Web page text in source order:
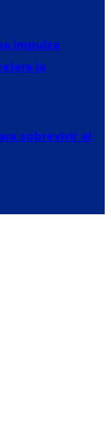
impulsa
la
sobrevivir al